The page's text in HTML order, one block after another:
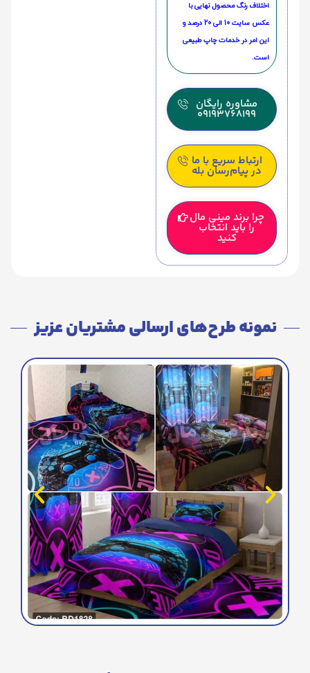
اختلاف رنگ محصول نهایی با
عکس سایت 10 الی 20 درصد و
این امر در خدمات چاپ طبیعی
است.
مشاوره رایگان
09193768199
ارتباط سریع با ما
در پیام‌رسان بله
چرا برند مینی مال
را باید انتخاب
کنید
نمونه طرح‌های ارسالی مشتریان عزیز